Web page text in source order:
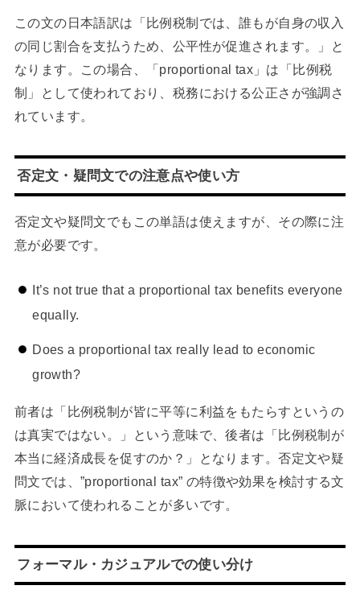
この文の日本語訳は「比例税制では、誰もが自身の収入
の同じ割合を支払うため、公平性が促進されます。」と
なります。この場合、「proportional tax」は「比例税
制」として使われており、税務における公正さが強調さ
れています。
否定文・疑問文での注意点や使い方
否定文や疑問文でもこの単語は使えますが、その際に注
意が必要です。
It’s not true that a proportional tax benefits everyone
equally.
Does a proportional tax really lead to economic
growth?
前者は「比例税制が皆に平等に利益をもたらすというの
は真実ではない。」という意味で、後者は「比例税制が
本当に経済成長を促すのか？」となります。否定文や疑
問文では、”proportional tax” の特徴や効果を検討する文
脈において使われることが多いです。
フォーマル・カジュアルでの使い分け